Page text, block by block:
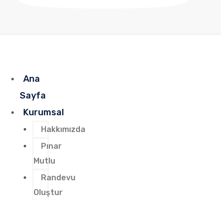
Ana
Sayfa
Kurumsal
Hakkımızda
Pınar
Mutlu
Randevu
Oluştur